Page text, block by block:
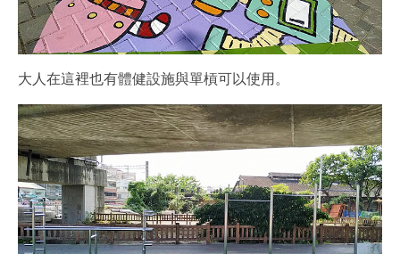
大人在這裡也有體健設施與單槓可以使用。